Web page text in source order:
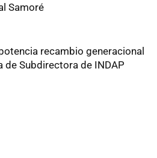
Samoré
recambio generacional
de Subdirectora de INDAP